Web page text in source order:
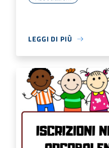
LEGGI DI PIÙ